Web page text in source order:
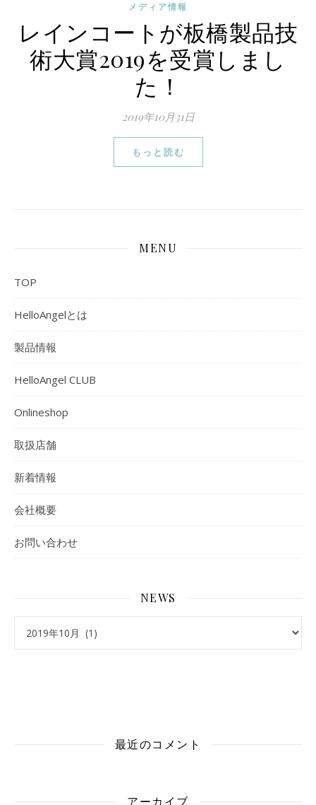
メディア情報
レインコートが板橋製品技
術大賞2019を受賞しまし
た！
2019年10月31日
もっと読む
MENU
TOP
HelloAngelとは
製品情報
HelloAngel CLUB
Onlineshop
取扱店舗
新着情報
会社概要
お問い合わせ
NEWS
最近のコメント
アーカイブ